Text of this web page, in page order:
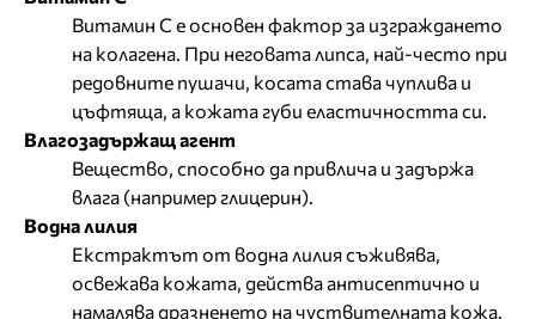
Витамин С е основен фактор за изграждането
на колагена. При неговата липса, най-често при
редовните пушачи, косата става чуплива и
цъфтяща, а кожата губи еластичността си.
Влагозадържащ агент
Вещество, способно да привлича и задържа
влага (например глицерин).
Водна лилия
Екстрактът от водна лилия съживява,
освежава кожата, действа антисептично и
намалява дразненето на чуствителната кожа.